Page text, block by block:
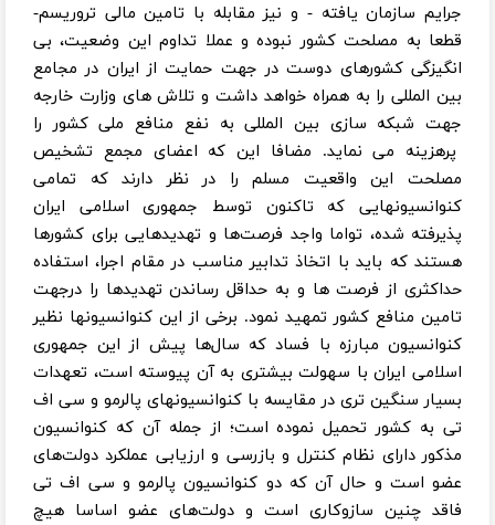
جرایم سازمان یافته - و نیز مقابله با تامین مالی تروریسم-
قطعا به مصلحت کشور نبوده و عملا تداوم این وضعیت، بی
انگیزگی کشورهای دوست در جهت حمایت از ایران در مجامع
بین المللی را به همراه خواهد داشت و تلاش های وزارت خارجه
جهت شبکه سازی بین المللی به نفع منافع ملی کشور را
پرهزینه می نماید. مضافا این که اعضای مجمع تشخیص
مصلحت این واقعیت مسلم را در نظر دارند که تمامی
کنوانسیونهایی که تاکنون توسط جمهوری اسلامی ایران
پذیرفته شده، تواما واجد فرصت‌ها و تهدیدهایی برای کشورها
هستند که باید با اتخاذ تدابیر مناسب در مقام اجرا، استفاده
حداکثری از فرصت ها و به حداقل رساندن تهدیدها را درجهت
تامین منافع کشور تمهید نمود. برخی از این کنوانسیونها نظیر
کنوانسیون مبارزه با فساد که سال‌ها پیش از این جمهوری
اسلامی ایران با سهولت بیشتری به آن پیوسته است، تعهدات
بسیار سنگین تری در مقایسه با کنوانسیونهای پالرمو و سی اف
تی به کشور تحمیل نموده است؛ از جمله آن که کنوانسیون
مذکور دارای نظام کنترل و بازرسی و ارزیابی عملکرد دولت‌های
عضو است و حال آن که دو کنوانسیون پالرمو و سی اف تی
فاقد چنین سازوکاری است و دولت‌های عضو اساسا هیچ